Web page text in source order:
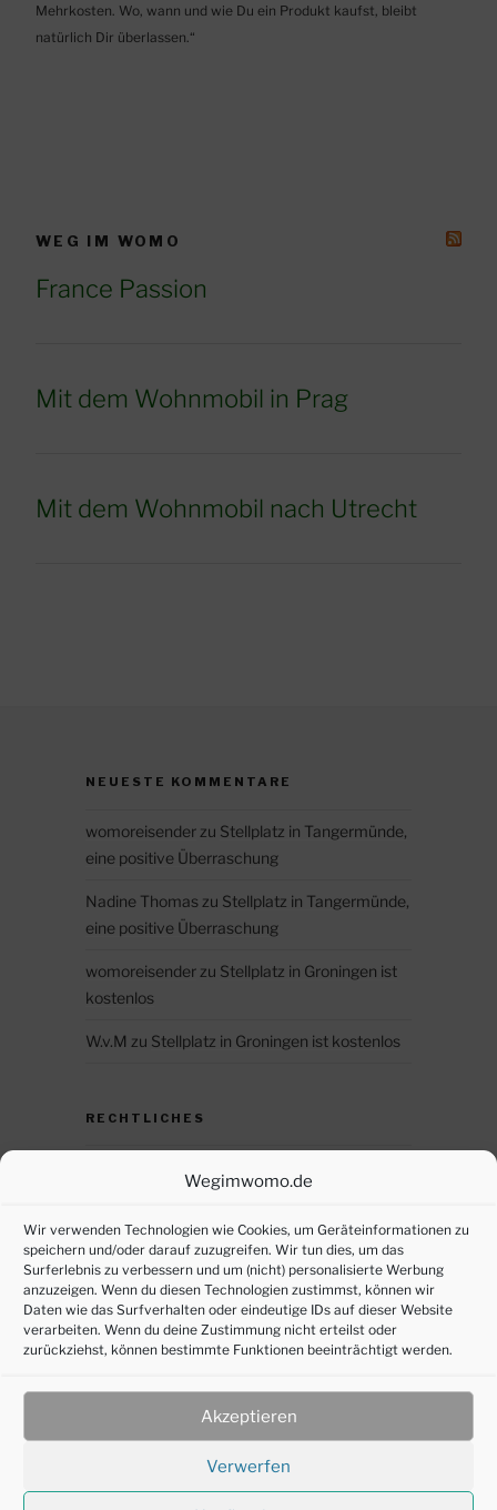
Wegimwomo.de
Wir verwenden Technologien wie Cookies, um Geräteinformationen zu
speichern und/oder darauf zuzugreifen. Wir tun dies, um das
Surferlebnis zu verbessern und um (nicht) personalisierte Werbung
anzuzeigen. Wenn du diesen Technologien zustimmst, können wir
Daten wie das Surfverhalten oder eindeutige IDs auf dieser Website
verarbeiten. Wenn du deine Zustimmung nicht erteilst oder
zurückziehst, können bestimmte Funktionen beeinträchtigt werden.
Akzeptieren
Verwerfen
Mehrkosten. Wo, wann und wie Du ein Produkt kaufst, bleibt
natürlich Dir überlassen.“
WEG IM WOMO
France Passion
Mit dem Wohnmobil in Prag
Mit dem Wohnmobil nach Utrecht
NEUESTE KOMMENTARE
womoreisenderzu Stellplatz in Tangermünde,
eine positive Überraschung
Nadine Thomaszu Stellplatz in Tangermünde,
eine positive Überraschung
womoreisenderzu Stellplatz in Groningen ist
kostenlos
W.v.M zu Stellplatz in Groningen ist kostenlos
RECHTLICHES
Impressum
Cookie-Richtlinie (EU)